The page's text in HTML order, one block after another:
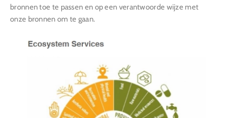
bronnen toe te passen en op een verantwoorde wijze met
onze bronnen om te gaan.